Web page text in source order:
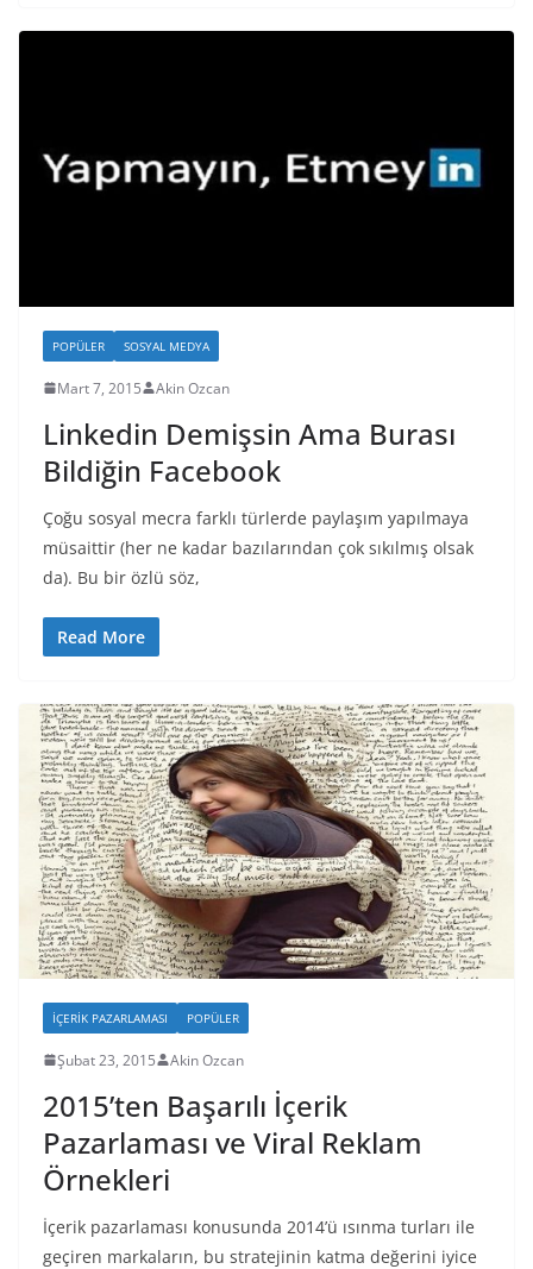
POPÜLER SOSYAL MEDYA
Mart 7, 2015 Akin Ozcan
Linkedin Demişsin Ama Burası
Bildiğin Facebook
Çoğu sosyal mecra farklı türlerde paylaşım yapılmaya
müsaittir (her ne kadar bazılarından çok sıkılmış olsak
da). Bu bir özlü söz,
Read More
İÇERIK PAZARLAMASI POPÜLER
Şubat 23, 2015 Akin Ozcan
2015’ten Başarılı İçerik
Pazarlaması ve Viral Reklam
Örnekleri
İçerik pazarlaması konusunda 2014’ü ısınma turları ile
geçiren markaların, bu stratejinin katma değerini iyice